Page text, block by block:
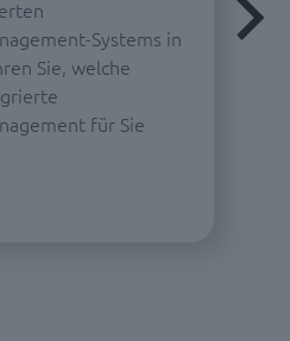
Systems in
Sie, welche
für Sie